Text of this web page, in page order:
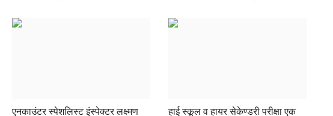
एनकाउंटर स्पेशलिस्ट इंस्पेक्टर लक्ष्मण
हाई स्कूल व हायर सेकेण्डरी परीक्षा एक